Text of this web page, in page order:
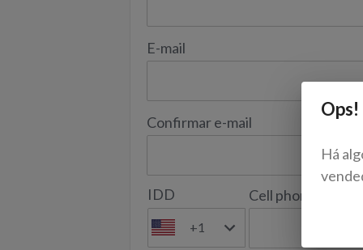
E-mail
Confirmar e-mail
IDD
+1
Cell phone
Ops!
Há